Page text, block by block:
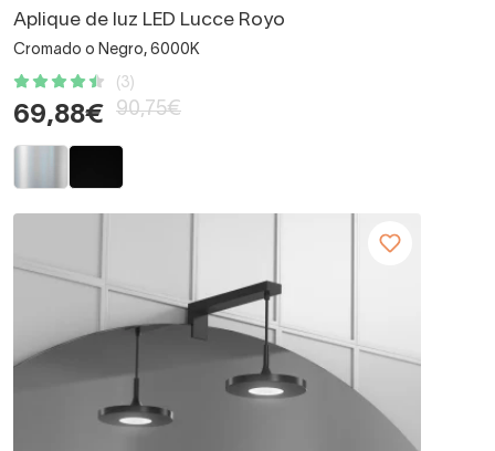
Aplique de luz LED Lucce Royo
Cromado o Negro, 6000K
(3)
69,88€ 90,75€